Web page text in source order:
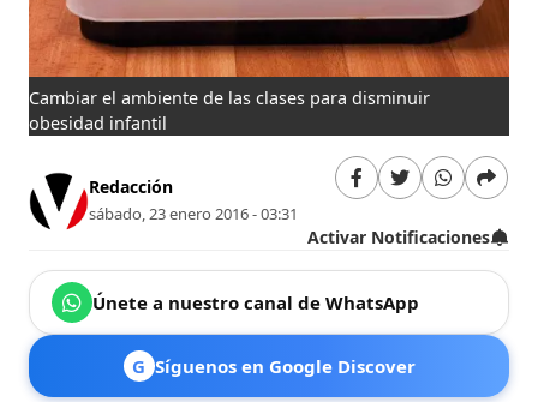
Cambiar el ambiente de las clases para disminuir
obesidad infantil
Redacción
sábado, 23 enero 2016 - 03:31
Activar Notificaciones
Únete a nuestro canal de WhatsApp
G Síguenos en Google Discover